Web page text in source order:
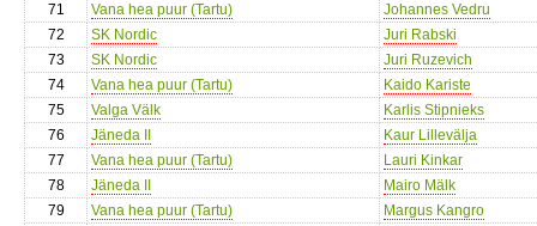
71
Vana hea puur (Tartu)
Johannes Vedru
72
SK Nordic
Juri Rabski
73
SK Nordic
Juri Ruzevich
74
Vana hea puur (Tartu)
Kaido Kariste
75
Valga Välk
Karlis Stipnieks
76
Jäneda II
Kaur Lillevälja
77
Vana hea puur (Tartu)
Lauri Kinkar
78
Jäneda II
Mairo Mälk
79
Vana hea puur (Tartu)
Margus Kangro